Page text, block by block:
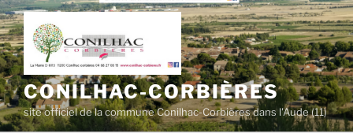
Aller
au
contenu
principal
CONILHAC-CORBIÈRES
site officiel de la commune Conilhac-Corbières dans l'Aude (11)